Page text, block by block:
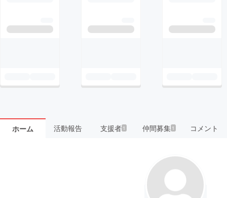
ホーム 活動報告 支援者 1 仲間募集 1 コメント